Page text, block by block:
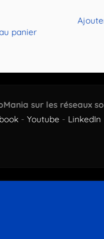
panier
sur les réseaux
- Youtube - LinkedIn